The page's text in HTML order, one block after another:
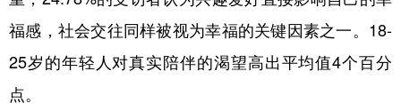
福感，社会交往同样被视为幸福的关键因素之一。18-
25岁的年轻人对真实陪伴的渴望高出平均值4个百分
点。